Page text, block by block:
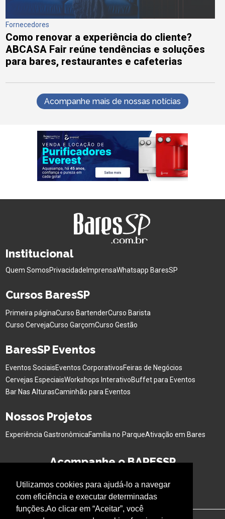
Utilizamos cookies para ajudá-lo a navegar
com eficiência e executar determinadas
funções.Ao clicar em “Aceitar”, você
Fornecedores
Como renovar a experiência do cliente?
ABCASA Fair reúne tendências e soluções
para bares, restaurantes e cafeterias
Acompanhe mais de nossas notícias
Institucional
Quem SomosPrivacidade ImprensaWhatsapp BaresSP
Cursos BaresSP
Primeira páginaCurso BartenderCurso Barista
Curso CervejaCurso GarçomCurso Gestão
BaresSP Eventos
Eventos SociaisEventos CorporativosFeiras de Negócios
Cervejas EspeciaisWorkshops InterativoBuffet para Eventos
Bar Nas AlturasCaminhão para Eventos
Nossos Projetos
Experiência GastronômicaFamília no ParqueAtivação em Bares
Acompanhe o BARESSP